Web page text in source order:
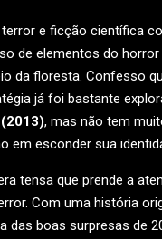
e ficção científica
de elementos do
da floresta. Confesso
já foi bastante
(2013), mas não tem
em esconder sua
tensa que prende a
Com uma história
das boas surpresas de